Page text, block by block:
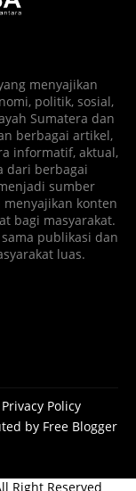
menyajikan
politik, sosial,
Sumatera dan
berbagai artikel,
informatif, aktual,
dari berbagai
sumber
konten
bagi masyarakat.
publikasi dan
luas.
Privacy Policy
by Free Blogger
Right Reserved